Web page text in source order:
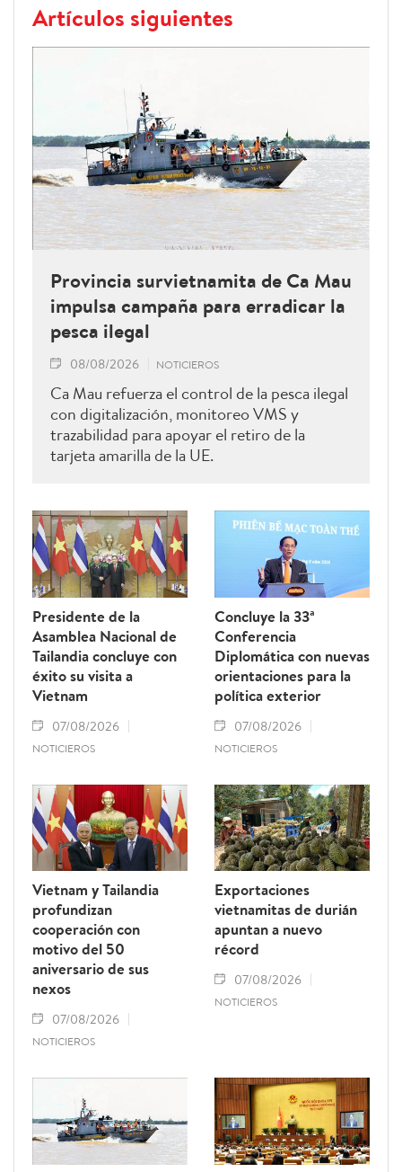
Artículos siguientes
Provincia survietnamita de Ca Mau
impulsa campaña para erradicar la
pesca ilegal
08/08/2026 NOTICIEROS
Ca Mau refuerza el control de la pesca ilegal
con digitalización, monitoreo VMS y
trazabilidad para apoyar el retiro de la
tarjeta amarilla de la UE.
Presidente de la
Asamblea Nacional de
Tailandia concluye con
éxito su visita a
Vietnam
07/08/2026
NOTICIEROS
Concluye la 33ª
Conferencia
Diplomática con nuevas
orientaciones para la
política exterior
07/08/2026
NOTICIEROS
Vietnam y Tailandia
profundizan
cooperación con
motivo del 50
aniversario de sus
nexos
07/08/2026
NOTICIEROS
Exportaciones
vietnamitas de durián
apuntan a nuevo
récord
07/08/2026
NOTICIEROS